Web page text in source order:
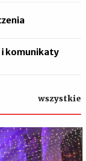
i komunikaty
wszystkie